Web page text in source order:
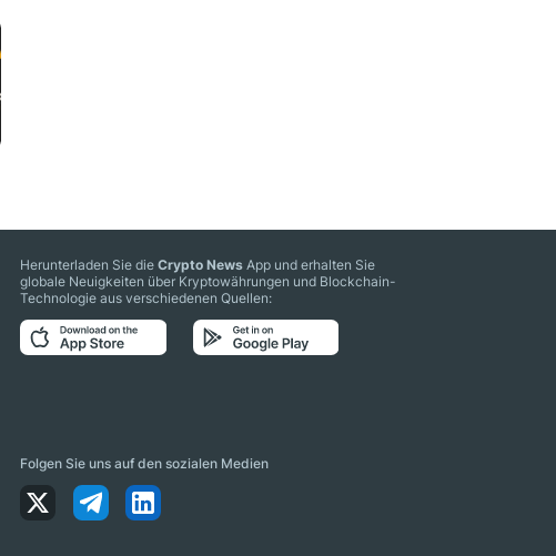
Herunterladen Sie dieCrypto News App und erhalten Sie
globale Neuigkeiten über Kryptowährungen und Blockchain-
Technologie aus verschiedenen Quellen:
Folgen Sie uns auf den sozialen Medien